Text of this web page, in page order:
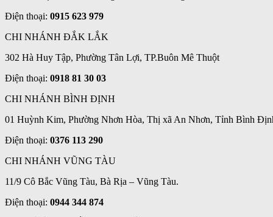
Điện thoại: 0915 623 979
CHI NHÁNH ĐẮK LẮK
302 Hà Huy Tập, Phường Tân Lợi, TP.Buôn Mê Thuột
Điện thoại: 0918 81 30 03
CHI NHÁNH BÌNH ĐỊNH
01 Huỳnh Kim, Phường Nhơn Hòa, Thị xã An Nhơn, Tỉnh Bình
Điện thoại: 0376 113 290
CHI NHÁNH VŨNG TÀU
11/9 Cô Bắc Vũng Tàu, Bà Rịa – Vũng Tàu.
Điện thoại: 0944 344 874